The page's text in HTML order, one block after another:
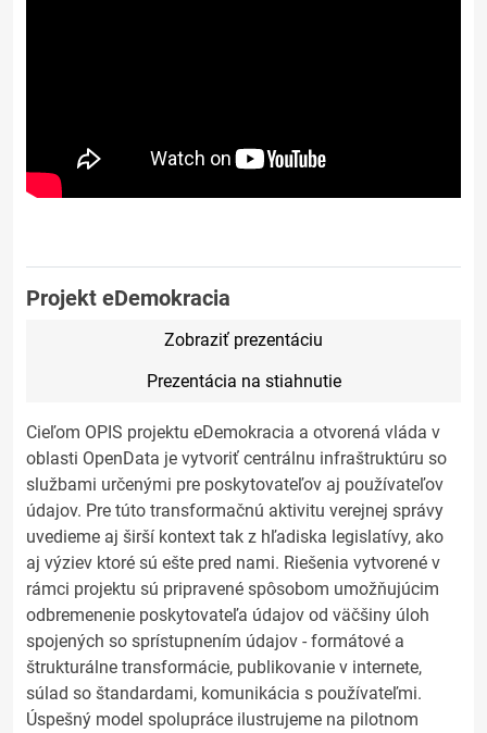
Projekt eDemokracia
Zobraziť prezentáciu
Prezentácia na stiahnutie
Cieľom OPIS projektu eDemokracia a otvorená vláda v
oblasti OpenData je vytvoriť centrálnu infraštruktúru so
službami určenými pre poskytovateľov aj používateľov
údajov. Pre túto transformačnú aktivitu verejnej správy
uvedieme aj širší kontext tak z hľadiska legislatívy, ako
aj výziev ktoré sú ešte pred nami. Riešenia vytvorené v
rámci projektu sú pripravené spôsobom umožňujúcim
odbremenenie poskytovateľa údajov od väčšiny úloh
spojených so sprístupnením údajov - formátové a
štrukturálne transformácie, publikovanie v internete,
súlad so štandardami, komunikácia s používateľmi.
Úspešný model spolupráce ilustrujeme na pilotnom